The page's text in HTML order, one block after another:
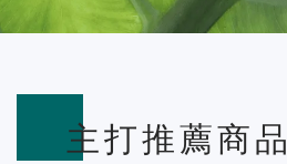
主打推薦商品